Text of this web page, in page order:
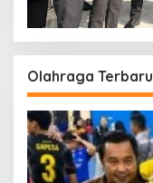
Olahraga Terbaru